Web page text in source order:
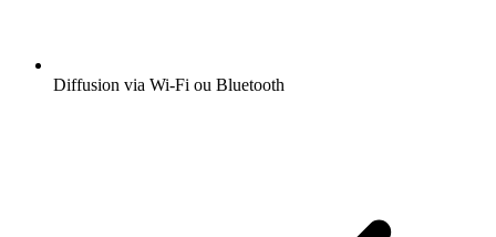
Diffusion via Wi-Fi ou Bluetooth